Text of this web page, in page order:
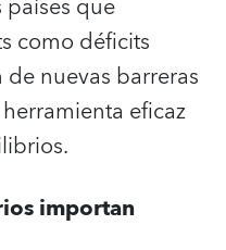
como déficits
nuevas barreras
eficaz
importan